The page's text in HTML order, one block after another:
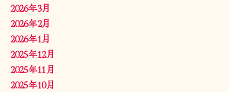
2026年3月
2026年2月
2026年1月
2025年12月
2025年11月
2025年10月